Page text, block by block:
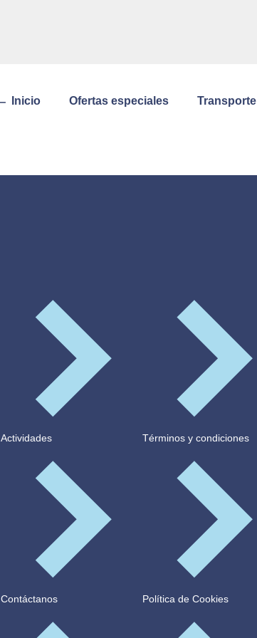
Inicio Ofertas especiales Transporte
Actividades
Contáctanos
Términos y condiciones
Política de Cookies